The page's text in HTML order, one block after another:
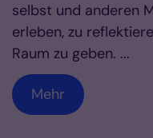
selbst und anderen
erleben, zu
Raum zu geben. ...
Mehr